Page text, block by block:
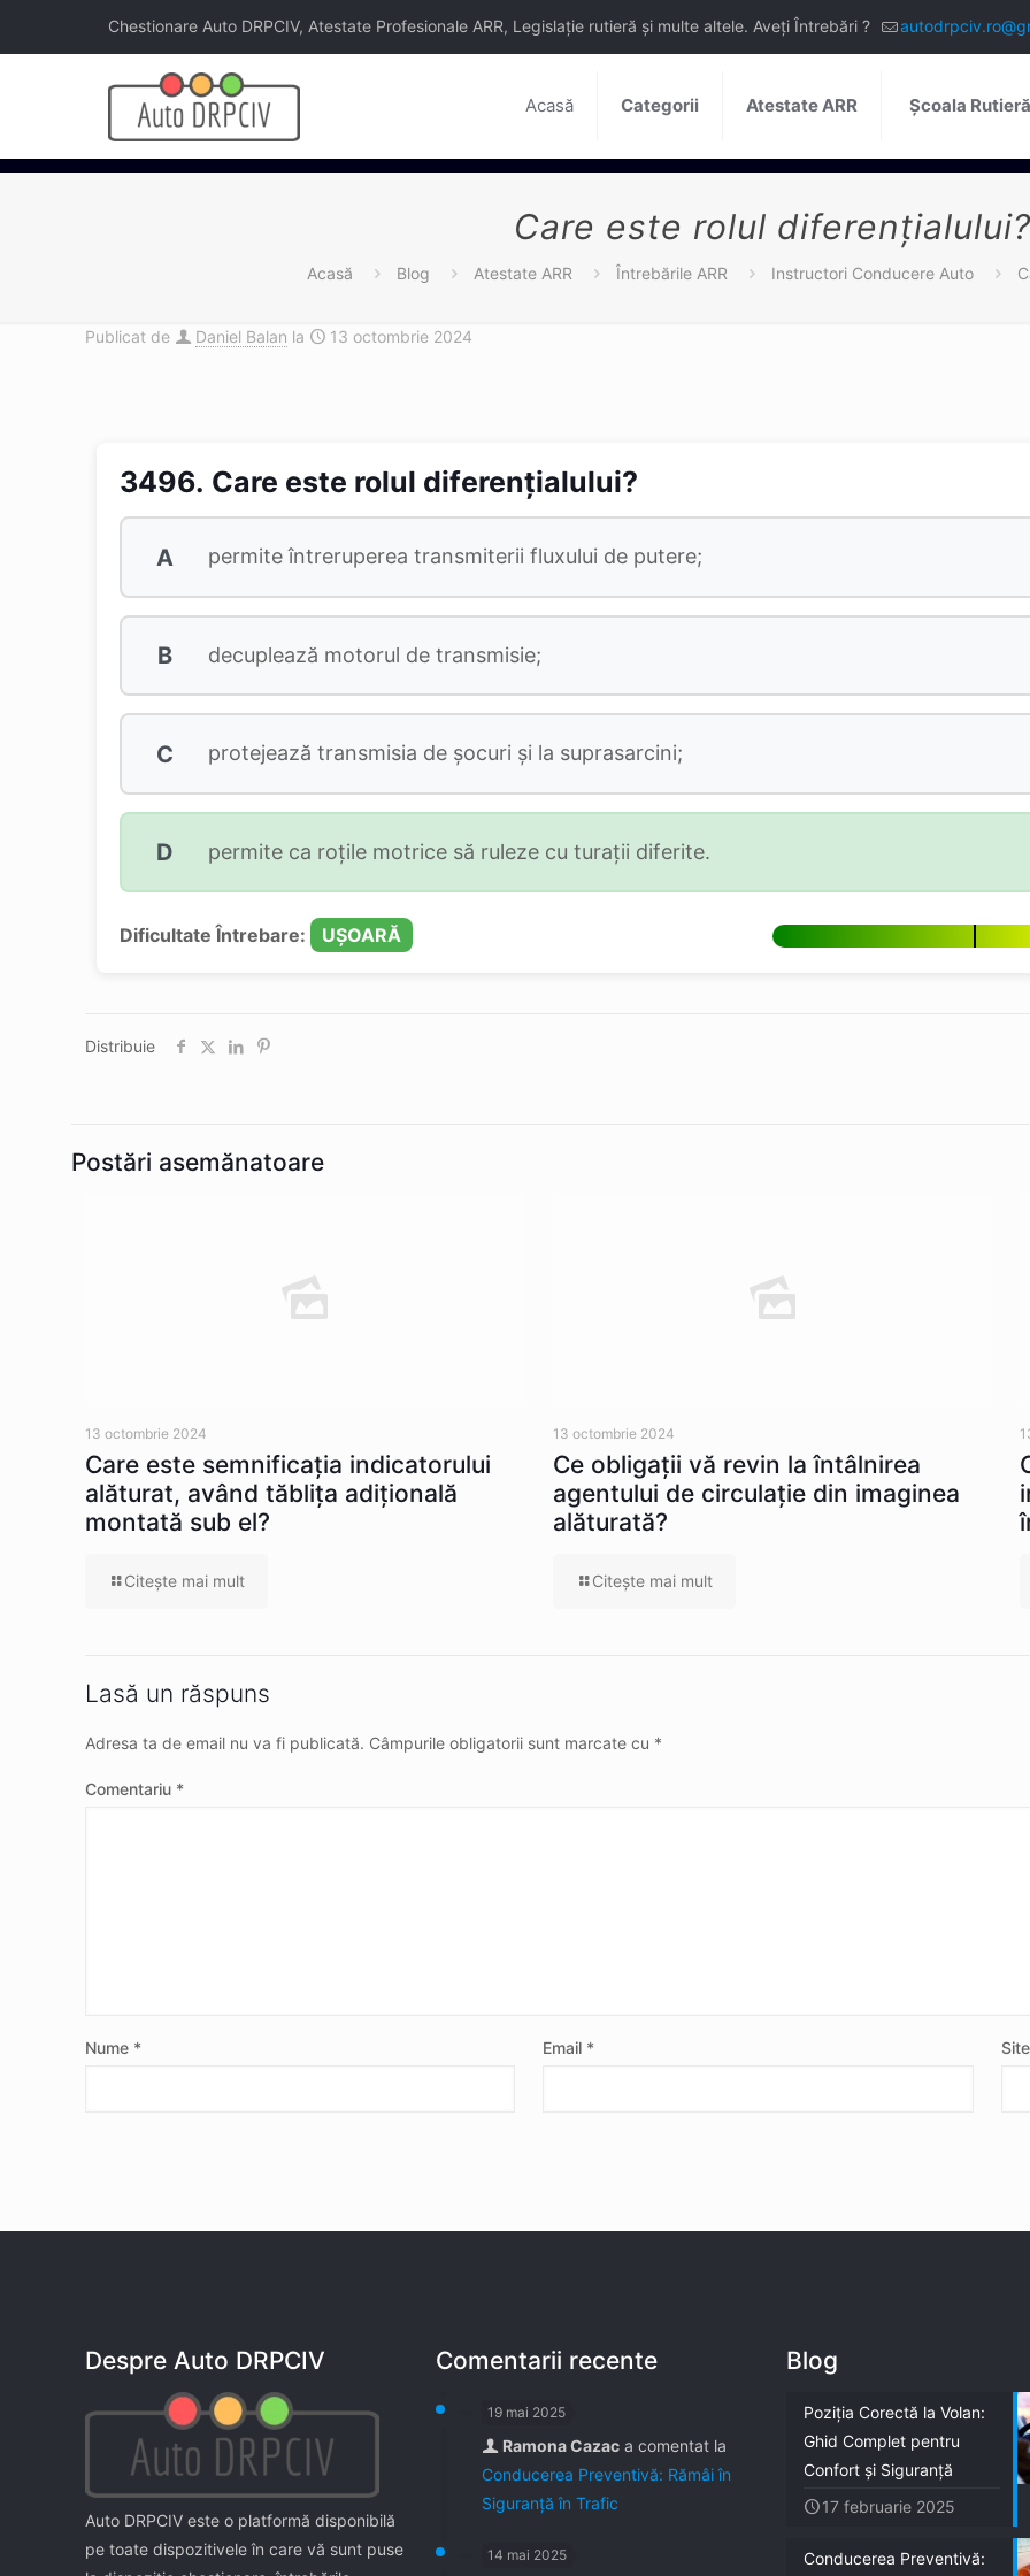
Chestionare Auto DRPCIV, Atestate Profesionale ARR, Legislație rutieră și multe altele. Aveți Întrebări ?
Acasă Categorii Atestate ARR Școala
Care este rolul diferențialului?
Acasă Blog Atestate ARR Întrebările ARR Instructori Conducere Auto
Publicat de Daniel Balan la 13 octombrie 2024
3496. Care este rolul diferențialului?
A permite întreruperea transmiterii fluxului de putere;
B decuplează motorul de transmisie;
C protejează transmisia de șocuri și la suprasarcini;
D permite ca roțile motrice să ruleze cu turații diferite.
Dificultate Întrebare: UȘOARĂ
Distribuie
Postări asemănatoare
13 octombrie 2024
Care este semnificația indicatorului
alăturat, având tăblița adițională
montată sub el?
Citeşte mai mult
13 octombrie 2024
Ce obligații vă revin la întâlnirea
agentului de circulație din imaginea
alăturată?
Citeşte mai mult
Lasă un răspuns
Adresa ta de email nu va fi publicată. Câmpurile obligatorii sunt marcate cu *
Comentariu *
Nume * Email *
Despre Auto DRPCIV
Auto DRPCIV este o platformă disponibilă
pe toate dispozitivele în care vă sunt puse
Comentarii recente
19 mai 2025
Ramona Cazac a comentat la
Conducerea Preventivă: Rămâi în
Siguranță în Trafic
14 mai 2025
Blog
Poziția Corectă la Volan:
Ghid Complet pentru
Confort și Siguranță
17 februarie 2025
Conducerea Preventivă: